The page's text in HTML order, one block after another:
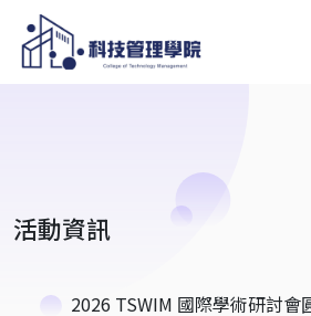
活動資訊